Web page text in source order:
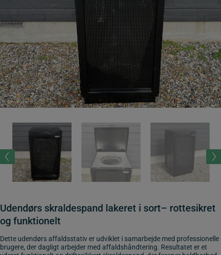
Udendørs skraldespand lakeret i sort– rottesikret
og funktionelt
Dette udendørs affaldsstativ er udviklet i samarbejde med professionelle
brugere, der dagligt arbejder med affaldshåndtering. Resultatet er et